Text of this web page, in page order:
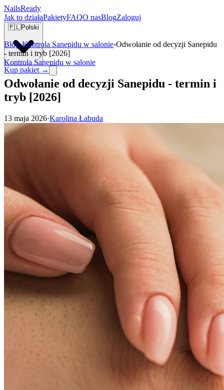
NailsReady
Jak to działaPakietyFAQO nasBlogZaloguj
🇵🇱Polski
Kup pakiet →
Blog›Kontrola Sanepidu w salonie›Odwołanie od decyzji Sanepidu
- termin i tryb [2026]
Kontrola Sanepidu w salonie
Odwołanie od decyzji Sanepidu - termin i
tryb [2026]
13 maja 2026·Karolina Łabuda